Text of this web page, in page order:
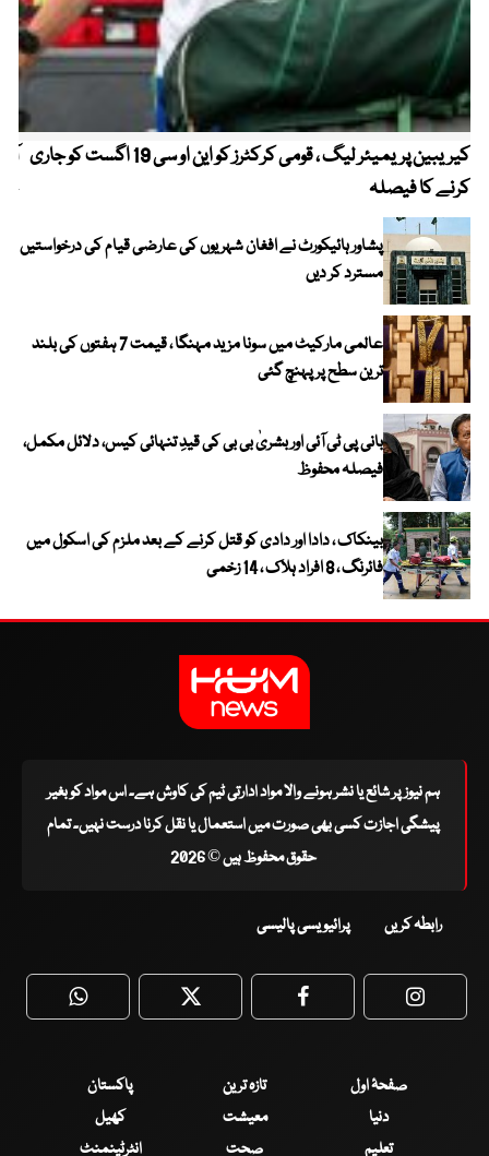
کیریبین پریمیئر لیگ ، قومی کرکٹرز کو این او سی 19 اگست کو جاری
کرنے کا فیصلہ
پشاور ہائیکورٹ نے افغان شہریوں کی عارضی قیام کی درخواستیں
مسترد کر دیں
عالمی مارکیٹ میں سونا مزید مہنگا ، قیمت 7 ہفتوں کی بلند
ترین سطح پر پہنچ گئی
بانی پی ٹی آئی اور بشریٰ بی بی کی قیدِ تنہائی کیس، دلائل مکمل،
فیصلہ محفوظ
بینکاک ، دادا اور دادی کو قتل کرنے کے بعد ملزم کی اسکول میں
فائرنگ ، 8 افراد ہلاک ، 14 زخمی
ہم نیوز پر شائع یا نشر ہونے والا مواد ادارتی ٹیم کی کاوش ہے۔ اس مواد کو بغیر
پیشگی اجازت کسی بھی صورت میں استعمال یا نقل کرنا درست نہیں۔ تمام
حقوق محفوظ ہیں © 2026
رابطہ کریں پرائیویسی پالیسی
WhatsApp Twitter Facebook
صفحۂ اول تازہ ترین
پاکستان
دنیا
معیشت
کھیل
تعلیم
صحت انٹرٹینمنٹ